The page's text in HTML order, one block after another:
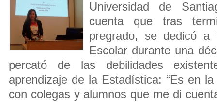
Universidad de
cuenta que tras
pregrado, se dedicó a
Escolar durante una
percató de las debilidades
aprendizaje de la Estadística: “Es en
con colegas y alumnos que me di